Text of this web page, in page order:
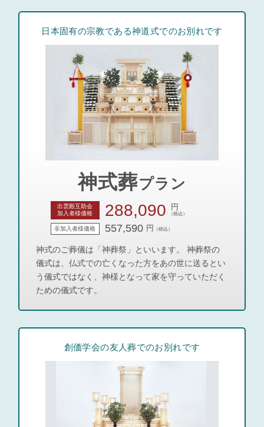
日本固有の宗教である神道式でのお別れです
神式葬プラン
出雲殿互助会
加入者様価格
288,090 円
（税込）
非加入者様価格 557,590 円 （税込）
神式のご葬儀は「神葬祭」といいます。 神葬祭の
儀式は、仏式での亡くなった方をあの世に送るとい
う儀式ではなく、神様となって家を守っていただく
ための儀式です。
創価学会の友人葬でのお別れです